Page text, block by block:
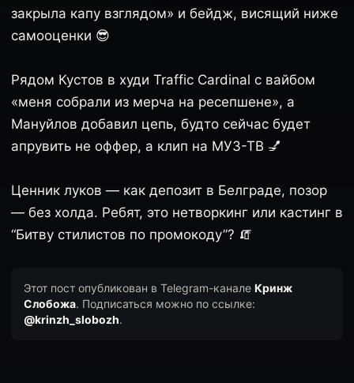
закрыла капу взглядом» и бейдж, висящий ниже
самооценки 😎
Рядом Кустов в худи Traffic Cardinal с вайбом
«меня собрали из мерча на ресепшене», а
Мануйлов добавил цепь, будто сейчас будет
апрувить не оффер, а клип на МУЗ-ТВ 💅
Ценник луков — как депозит в Белграде, позор
— без холда. Ребят, это нетворкинг или кастинг в
“Битву стилистов по промокоду”? 🧯
Этот пост опубликован в Telegram-канале Кринж
Слобожа. Подписаться можно по ссылке:
@krinzh_slobozh.